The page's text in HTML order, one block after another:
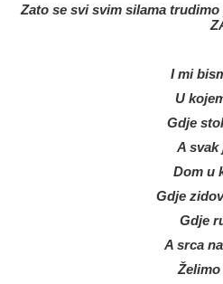
Zato se svi svim silama
I mi
U
Gdje
A svak
Dom u
Gdje
Gdje
A srca